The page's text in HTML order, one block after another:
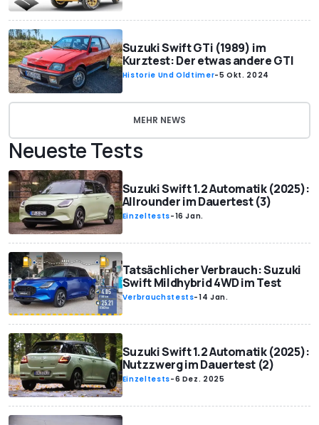
Suzuki Swift GTi (1989) im
Kurztest: Der etwas andere GTI
Historie Und Oldtimer-5 Okt. 2024
MEHR NEWS
Neueste Tests
Suzuki Swift 1.2 Automatik (2025):
Allrounder im Dauertest (3)
Einzeltests-16 Jan.
Tatsächlicher Verbrauch: Suzuki
Swift Mildhybrid 4WD im Test
Verbrauchstests-14 Jan.
Suzuki Swift 1.2 Automatik (2025):
Nutzzwerg im Dauertest (2)
Einzeltests-6 Dez. 2025